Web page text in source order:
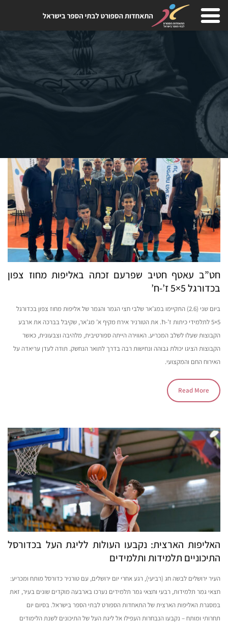
חט”ב עאטף חטיב שפרעם זכתה באליפות מחוז צפון
בכדורגל 5×5 ז’-ח’
ביום שני (2.6) התקיימו במג’אר שלבי חצי הגמר והגמר של אליפות מחוז צפון בכדורגל
5×5 לתלמידי כיתות ז’-ח’. את הטורניר אירח מקיף א’ מג’אר, שקיבל בברכה את ארבע
הקבוצות שעלו לשלב המכריע. האווירה הייתה ספורטיבית, מלהיבה וצבעונית, כאשר
הקבוצות הציגו יכולת גבוהה ונחישות רבה בדרך לתואר הנחשק. תודה לעדן עריאדה על
האירוח החם והמקצועי.
Read More
האליפות הארצית: נקבעו העולות לליגת העל בכדורסל
התיכוניים תלמידות ותלמידים
העיר ירושלים לבשה חג (רביעי), רגע אחרי יום ירושלים, עם טורניר כדורסל מותח ומכריע:
חצאי גמר תלמידות, רבעי וחצאי גמר תלמידים נערכו בארבעה מוקדים שונים בעיר, זאת
במסגרת האליפות הארצית של התאחדות הספורט לבתי הספר בישראל. בסיום יום
תחרותי ומותח – נקבעו הנבחרות העפילו אל ליגת העל של התיכונים לשנת הלימודים